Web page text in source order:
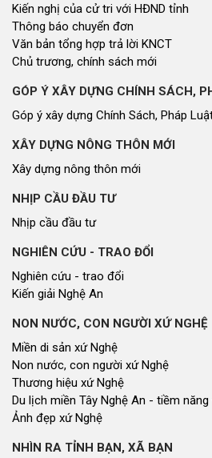
Kiến nghị của cử tri với HĐND tỉnh
Thông báo chuyển đơn
Văn bản tổng hợp trả lời KNCT
Chủ trương, chính sách mới
GÓP Ý XÂY DỰNG CHÍNH SÁCH,
Góp ý xây dựng Chính Sách, Pháp
XÂY DỰNG NÔNG THÔN MỚI
Xây dựng nông thôn mới
NHỊP CẦU ĐẦU TƯ
Nhịp cầu đầu tư
NGHIÊN CỨU - TRAO ĐỔI
Nghiên cứu - trao đổi
Kiến giải Nghệ An
NON NƯỚC, CON NGƯỜI XỨ NGHỆ
Miền di sản xứ Nghệ
Non nước, con người xứ Nghệ
Thương hiệu xứ Nghệ
Du lịch miền Tây Nghệ An - tiềm
Ảnh đẹp xứ Nghệ
NHÌN RA TỈNH BẠN, XÃ BẠN